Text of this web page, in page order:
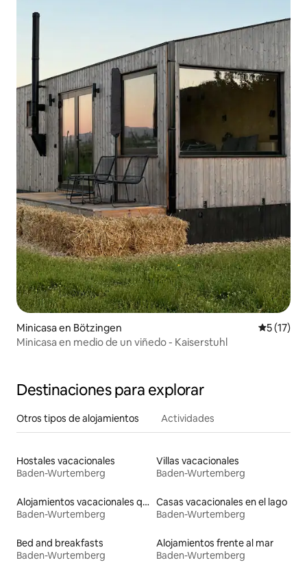
Minicasa en Bötzingen
5 (17)
Minicasa en medio de un viñedo - Kaiserstuhl
Destinaciones para explorar
Otros tipos de alojamientos Actividades
Hostales vacacionales
Baden-Wurtemberg
Villas vacacionales
Baden-Wurtemberg
Alojamientos vacacionales que admiten mascotas
Baden-Wurtemberg
Casas vacacionales en el lago
Baden-Wurtemberg
Bed and breakfasts
Baden-Wurtemberg
Alojamientos frente al mar
Baden-Wurtemberg